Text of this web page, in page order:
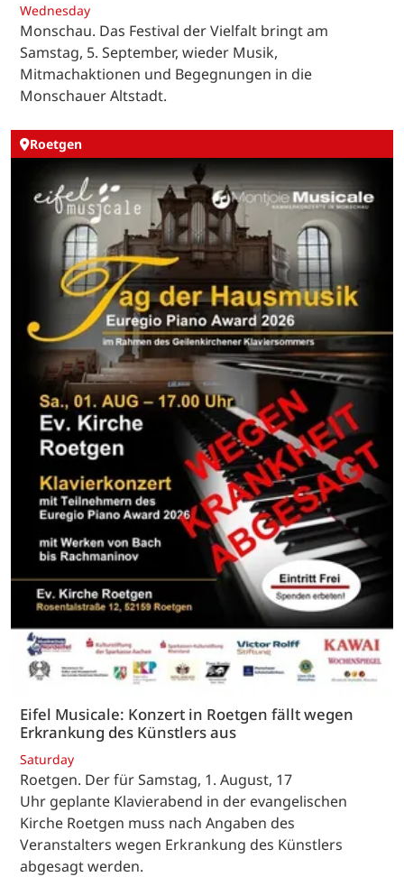
Wednesday
Monschau. Das Festival der Vielfalt bringt am
Samstag, 5. September, wieder Musik,
Mitmachaktionen und Begegnungen in die
Monschauer Altstadt.
Roetgen
Eifel Musicale: Konzert in Roetgen fällt wegen
Erkrankung des Künstlers aus
Saturday
Roetgen. Der für Samstag, 1. August, 17
Uhr geplante Klavierabend in der evangelischen
Kirche Roetgen muss nach Angaben des
Veranstalters wegen Erkrankung des Künstlers
abgesagt werden.